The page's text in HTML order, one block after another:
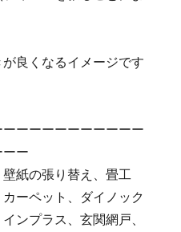
良くなるイメージです
ーーーーーーーーーー
ー
紙の張り替え、畳工
ーペット、ダイノック
ンプラス、玄関網戸、